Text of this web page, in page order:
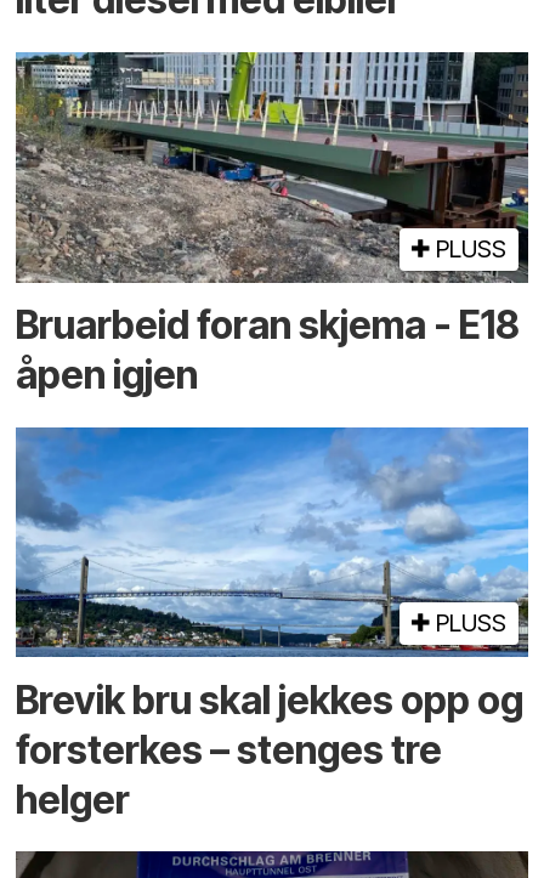
PLUSS
Bruarbeid foran skjema - E18
åpen igjen
PLUSS
Brevik bru skal jekkes opp og
forsterkes – stenges tre
helger